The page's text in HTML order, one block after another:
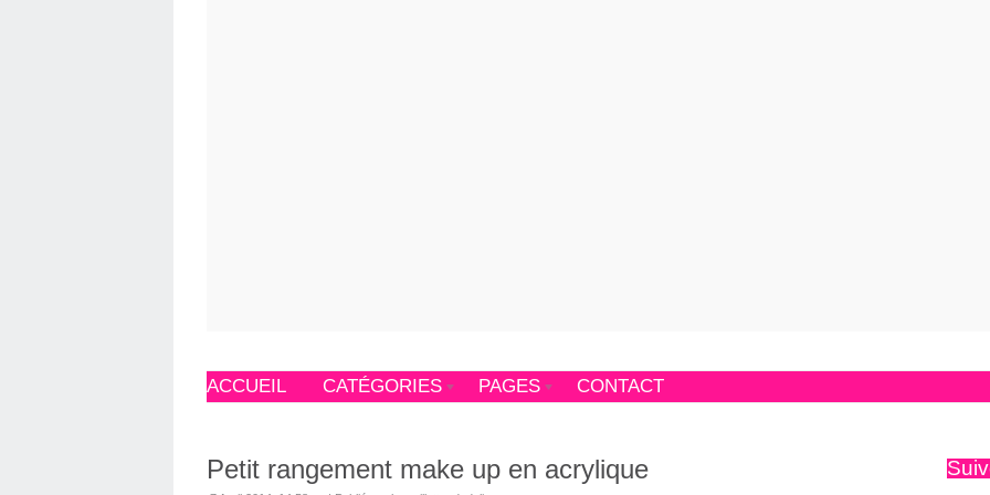
ACCUEIL CATÉGORIES PAGES CONTACT
Petit rangement make up en acrylique